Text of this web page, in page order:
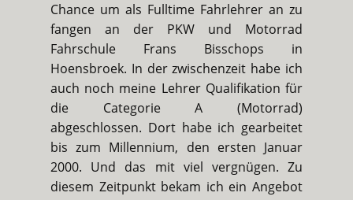
Chance um als Fulltime Fahrlehrer an zu
fangen an der PKW und Motorrad
Fahrschule Frans Bisschops in
Hoensbroek. In der zwischenzeit habe ich
auch noch meine Lehrer Qualifikation für
die Categorie A (Motorrad)
abgeschlossen. Dort habe ich gearbeitet
bis zum Millennium, den ersten Januar
2000. Und das mit viel vergnügen. Zu
diesem Zeitpunkt bekam ich ein Angebot